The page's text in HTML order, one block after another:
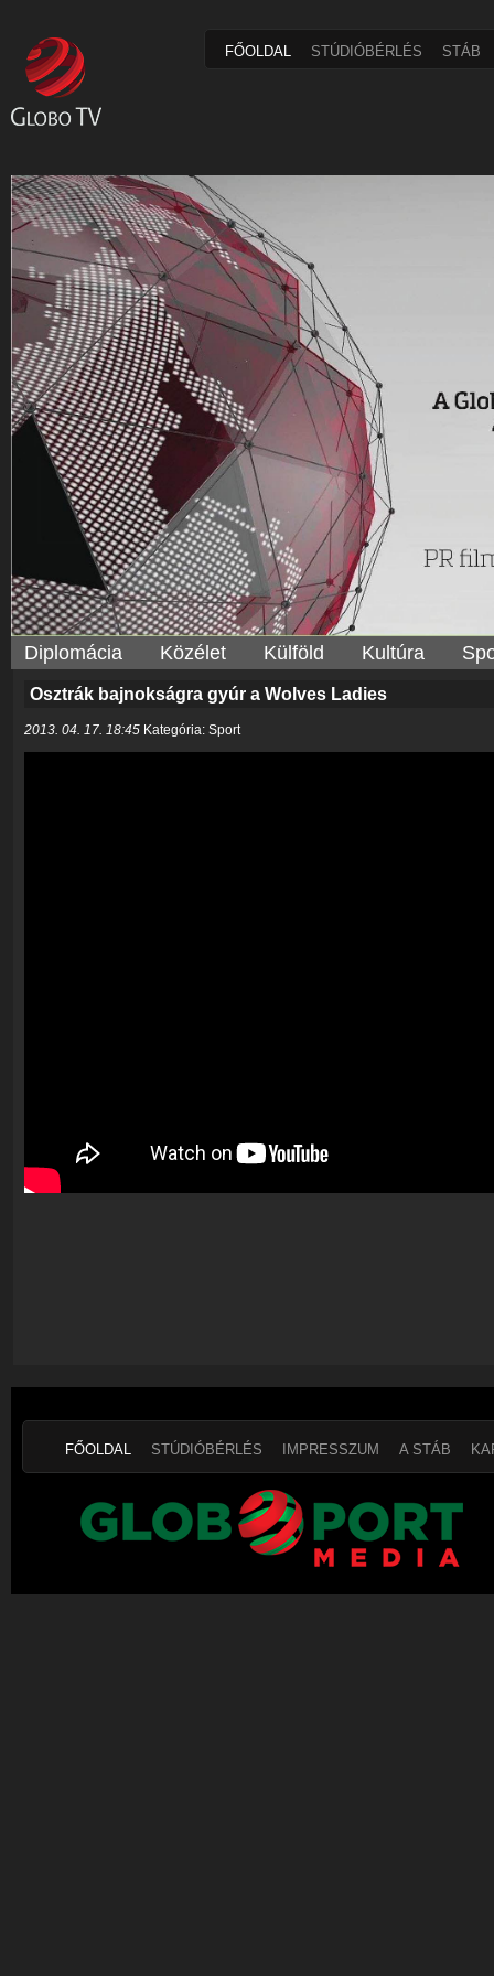
FŐOLDAL STÚDIÓBÉRLÉS STÁB
Diplomácia Közélet Külföld Kultúra
Osztrák bajnokságra gyúr a Wolves Ladies
2013. 04. 17. 18:45 Kategória: Sport
FŐOLDAL STÚDIÓBÉRLÉS IMPRESSZUM A STÁB